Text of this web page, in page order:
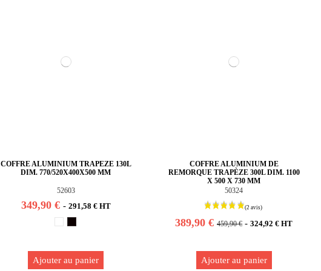
COFFRE ALUMINIUM TRAPEZE 130L
DIM. 770/520X400X500 MM
52603
349,90 € - 291,58 € HT
Ajouter au panier
COFFRE ALUMINIUM DE
REMORQUE TRAPÈZE 300L DIM. 1100
X 500 X 730 MM
50324
389,90 €459,90 € -324,92 € HT
Ajouter au panier